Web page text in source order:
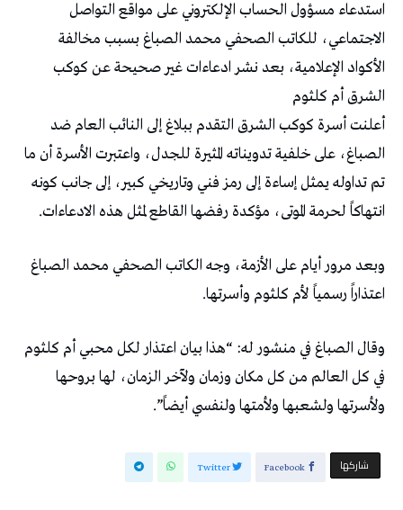
استدعاء مسؤول الحساب الإلكتروني على مواقع التواصل
الاجتماعي، للكاتب الصحفي محمد الصباغ بسبب مخالفة
الأكواد الإعلامية، بعد نشر ادعاءات غير صحيحة عن كوكب
الشرق أم كلثوم
أعلنت أسرة كوكب الشرق التقدم ببلاغ إلى النائب العام ضد
الصباغ، على خلفية تدويناته المثيرة للجدل، واعتبرت الأسرة أن ما
تم تداوله يمثل إساءة إلى رمز فني وتاريخي كبير، إلى جانب كونه
انتهاكاً لحرمة الموتى، مؤكدة رفضها القاطع لمثل هذه الادعاءات.
وبعد مرور أيام على الأزمة، وجه الكاتب الصحفي محمد الصباغ
اعتذاراً رسمياً لأم كلثوم وأسرتها.
وقال الصباغ في منشور له: “هذا بيان اعتذار لكل محبي أم كلثوم
في كل العالم من كل مكان وزمان ولآخر الزمان، لها بروحها
ولأسرتها ولشعبها ولأمتها ولنفسي أيضاً”.
‫‫ شاركها‬ Facebook
Twitter